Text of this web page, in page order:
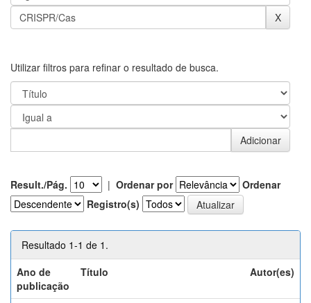
Utilizar filtros para refinar o resultado de busca.
Result./Pág. | Ordenar por
Ordenar
Registro(s)
Resultado 1-1 de 1.
Ano de
publicação
Título Autor(es)